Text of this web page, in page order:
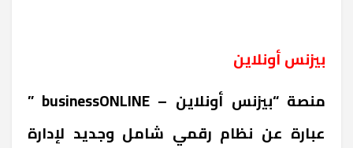
بيزنس أونلاين
منصة “بيزنس أونلاين – businessONLINE
”
عبارة عن نظام رقمي شامل وجديد لإدارة